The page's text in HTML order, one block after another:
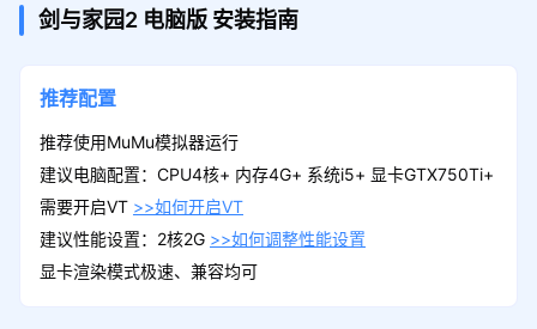
剑与家园2 电脑版 安装指南
推荐配置
推荐使用MuMu模拟器运行
建议电脑配置：CPU4核+ 内存4G+ 系统i5+ 显卡GTX750Ti+
需要开启VT >>如何开启VT
建议性能设置：2核2G >>如何调整性能设置
显卡渲染模式极速、兼容均可